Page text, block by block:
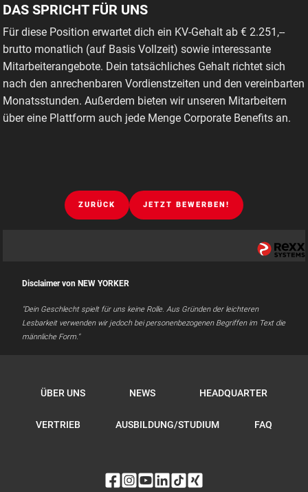
DAS SPRICHT FÜR UNS
Für diese Position erwartet dich ein KV-Gehalt ab € 2.251,--
brutto monatlich (auf Basis Vollzeit) sowie interessante
Mitarbeiterangebote. Dein tatsächliches Gehalt richtet sich
nach den anrechenbaren Vordienstzeiten und den vereinbarten
Monatsstunden. Außerdem bieten wir unseren Mitarbeitern
über eine Plattform auch jede Menge Corporate Benefits an.
ZURÜCK JETZT BEWERBEN!
Disclaimer von NEW YORKER
"Dein Geschlecht spielt für uns keine Rolle. Aus Gründen der leichteren
Lesbarkeit verwenden wir jedoch bei personenbezogenen Begriffen im Text die
männliche Form."
ÜBER UNS NEWS HEADQUARTER
VERTRIEB AUSBILDUNG/STUDIUM FAQ